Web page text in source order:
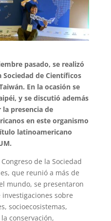
pasado, se realizó
Sociedad de Científicos
En la ocasión se
y se discutió además
presencia de
en este organismo
latinoamericano
de la Sociedad
que reunió a más de
mundo, se presentaron
sobre
socioecosistemas,
conservación,